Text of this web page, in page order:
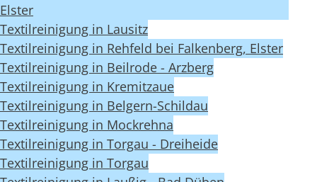
Elster
Textilreinigung in Lausitz
Textilreinigung in Rehfeld bei Falkenberg, Elster
Textilreinigung in Beilrode - Arzberg
Textilreinigung in Kremitzaue
Textilreinigung in Belgern-Schildau
Textilreinigung in Mockrehna
Textilreinigung in Torgau - Dreiheide
Textilreinigung in Torgau